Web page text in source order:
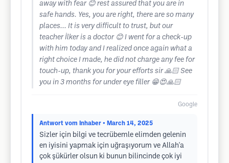
away with fear 😊 rest assured that you are in
safe hands. Yes, you are right, there are so many
places... It is very difficult to trust, but our
teacher İlker is a doctor 😊 I went for a check-up
with him today and I realized once again what a
right choice I made, he did not charge any fee for
touch-up, thank you for your efforts sir 🙏🏻 See
you in 3 months for under eye filler 😁😍🙏🏻
Google
Antwort vom Inhaber • March 14, 2025
Sizler için bilgi ve tecrübemle elimden gelenin
en iyisini yapmak için uğraşıyorum ve Allah'a
çok şükürler olsun ki bunun bilincinde çok iyi